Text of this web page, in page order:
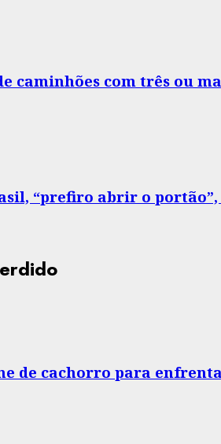
caminhões com três ou
“prefiro abrir o
de cachorro para